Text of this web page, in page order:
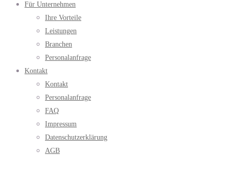
Für Unternehmen
Ihre Vorteile
Leistungen
Branchen
Personalanfrage
Kontakt
Kontakt
Personalanfrage
FAQ
Impressum
Datenschutzerklärung
AGB